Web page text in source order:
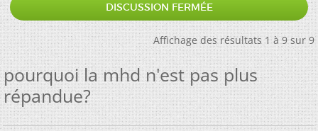
DISCUSSION FERMÉE
Affichage des résultats 1 à 9 sur 9
pourquoi la mhd n'est pas plus
répandue?